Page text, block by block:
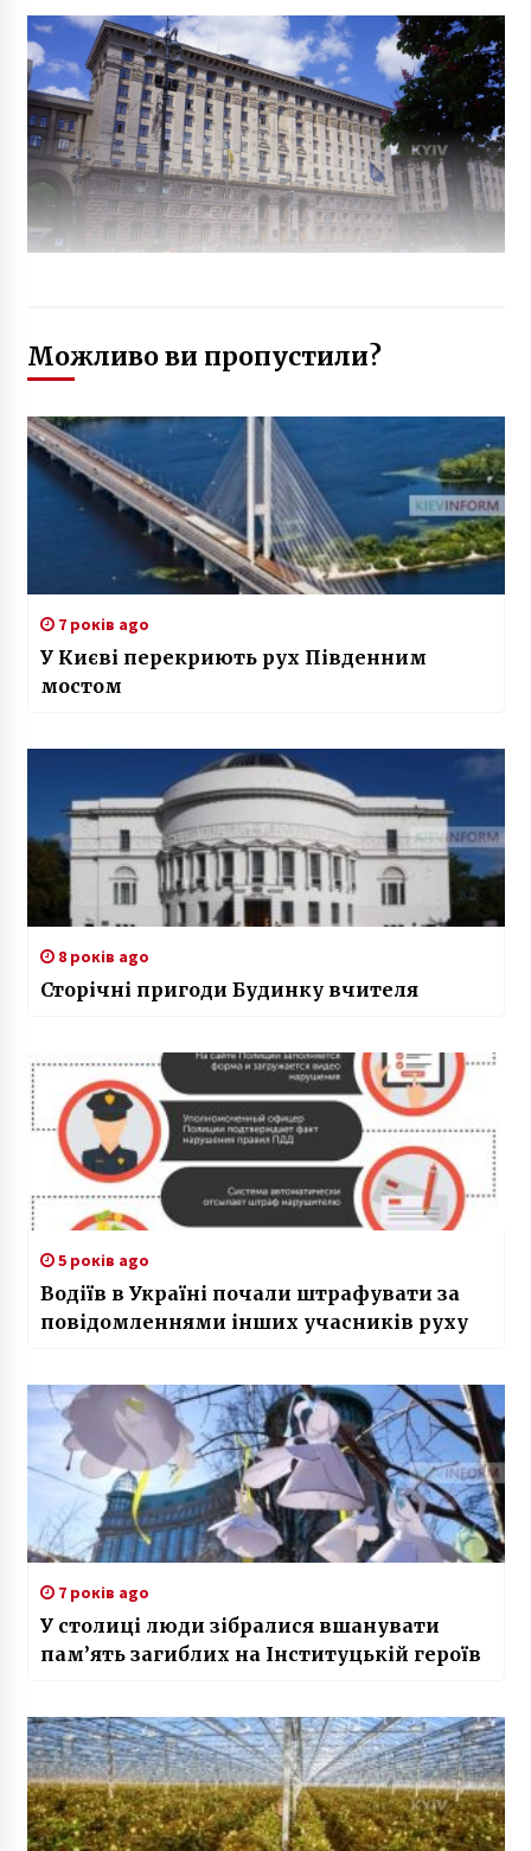
Можливо ви пропустили?
7 років ago
У Києві перекриють рух Південним
мостом
8 років ago
Сторічні пригоди Будинку вчителя
5 років ago
Водіїв в Україні почали штрафувати за
повідомленнями інших учасників руху
7 років ago
У столиці люди зібралися вшанувати
пам’ять загиблих на Інституцькій героїв